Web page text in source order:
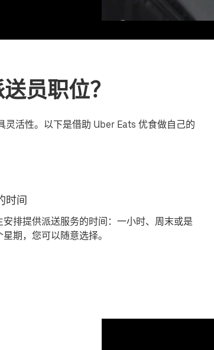
员职位？
活性。以下是借助 Uber Eats 优食做自己的
时间
安排提供派送服务的时间：一小时、周末或是
星期，您可以随意选择。